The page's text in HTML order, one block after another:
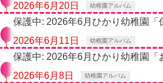
2026年6月20日
幼稚園アルバム
保護中: 2026年6月ひかり幼稚園「
2026年6月11日
幼稚園アルバム
保護中: 2026年6月ひかり幼稚園「
2026年6月8日
幼稚園アルバム